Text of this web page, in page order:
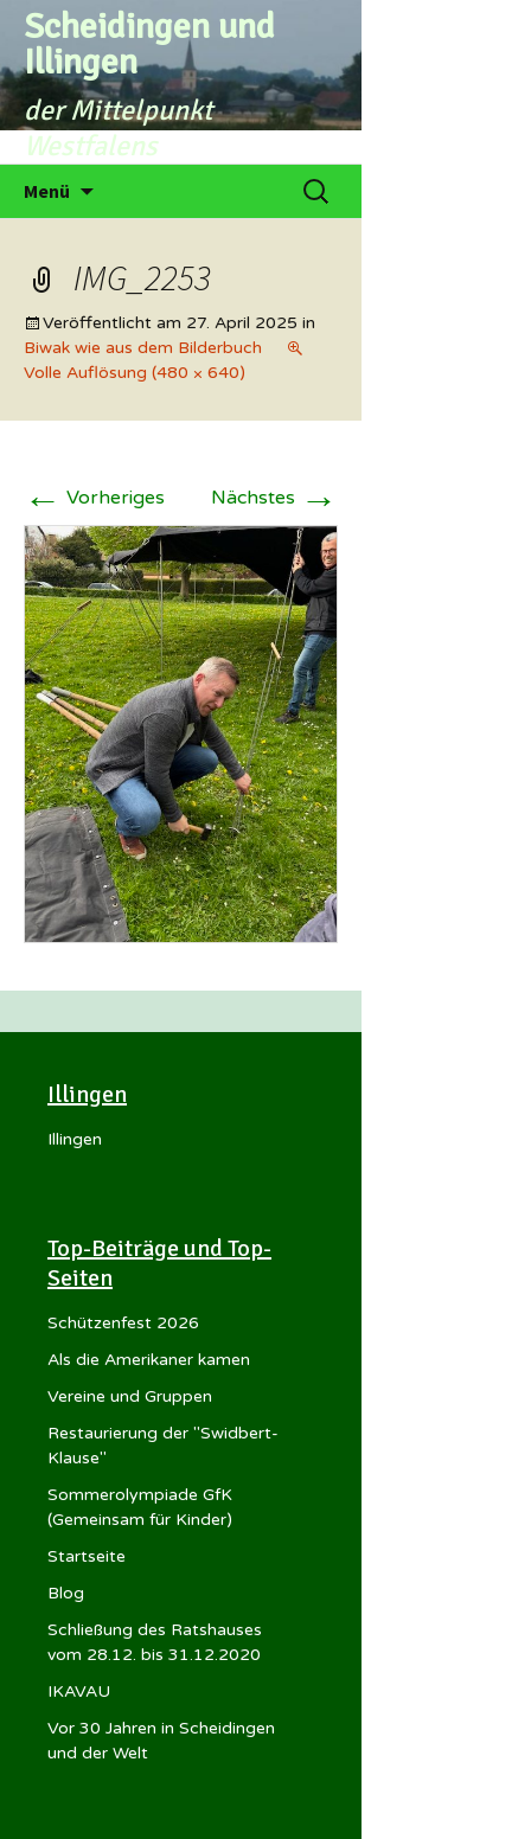
Zum
Inhalt
springen
Scheidingen und
Illingen
der Mittelpunkt
Westfalens
Menü
Suchen
nach:
IMG_2253
Veröffentlicht am 27. April 2025 in
Biwak wie aus dem Bilderbuch
Volle Auflösung (480 × 640)
← Vorheriges Nächstes →
Illingen
Illingen
Top-Beiträge und Top-
Seiten
Schützenfest 2026
Als die Amerikaner kamen
Vereine und Gruppen
Restaurierung der "Swidbert-
Klause"
Sommerolympiade GfK
(Gemeinsam für Kinder)
Startseite
Blog
Schließung des Ratshauses
vom 28.12. bis 31.12.2020
IKAVAU
Vor 30 Jahren in Scheidingen
und der Welt